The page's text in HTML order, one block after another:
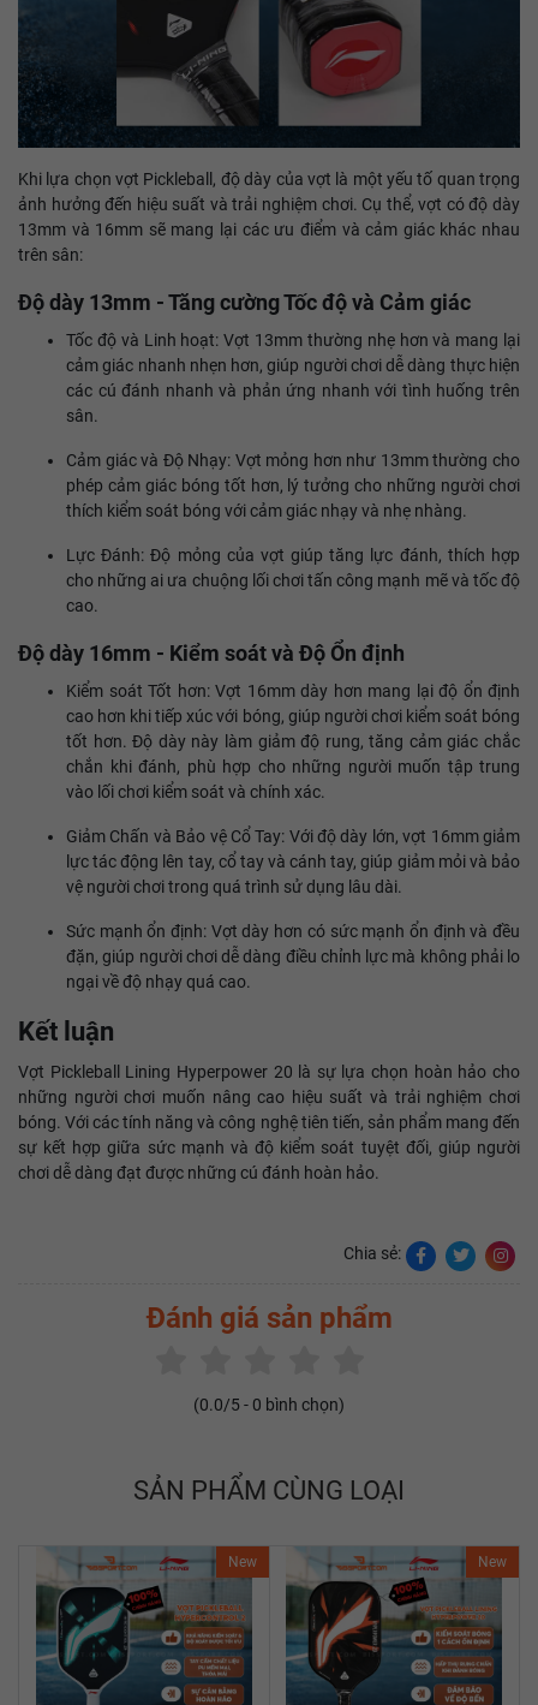
Khi lựa chọn vợt Pickleball, độ dày của vợt là một yếu tố quan trọng
ảnh hưởng đến hiệu suất và trải nghiệm chơi. Cụ thể, vợt có độ dày
13mm và 16mm sẽ mang lại các ưu điểm và cảm giác khác nhau
trên sân:
Độ dày 13mm - Tăng cường Tốc độ và Cảm giác
Tốc độ và Linh hoạt: Vợt 13mm thường nhẹ hơn và mang lại
cảm giác nhanh nhẹn hơn, giúp người chơi dễ dàng thực hiện
các cú đánh nhanh và phản ứng nhanh với tình huống trên
sân.
Cảm giác và Độ Nhạy: Vợt mỏng hơn như 13mm thường cho
phép cảm giác bóng tốt hơn, lý tưởng cho những người chơi
thích kiểm soát bóng với cảm giác nhạy và nhẹ nhàng.
Lực Đánh: Độ mỏng của vợt giúp tăng lực đánh, thích hợp
cho những ai ưa chuộng lối chơi tấn công mạnh mẽ và tốc độ
cao.
Độ dày 16mm - Kiểm soát và Độ Ổn định
Kiểm soát Tốt hơn: Vợt 16mm dày hơn mang lại độ ổn định
cao hơn khi tiếp xúc với bóng, giúp người chơi kiểm soát bóng
tốt hơn. Độ dày này làm giảm độ rung, tăng cảm giác chắc
chắn khi đánh, phù hợp cho những người muốn tập trung
vào lối chơi kiểm soát và chính xác.
Giảm Chấn và Bảo vệ Cổ Tay: Với độ dày lớn, vợt 16mm giảm
lực tác động lên tay, cổ tay và cánh tay, giúp giảm mỏi và bảo
vệ người chơi trong quá trình sử dụng lâu dài.
Sức mạnh ổn định: Vợt dày hơn có sức mạnh ổn định và đều
đặn, giúp người chơi dễ dàng điều chỉnh lực mà không phải lo
ngại về độ nhạy quá cao.
Kết luận
Vợt Pickleball Lining Hyperpower 20 là sự lựa chọn hoàn hảo cho
những người chơi muốn nâng cao hiệu suất và trải nghiệm chơi
bóng. Với các tính năng và công nghệ tiên tiến, sản phẩm mang đến
sự kết hợp giữa sức mạnh và độ kiểm soát tuyệt đối, giúp người
chơi dễ dàng đạt được những cú đánh hoàn hảo.
Chia sẻ:
Đánh giá sản phẩm
(0.0/5 - 0 bình chọn)
SẢN PHẨM CÙNG LOẠI
New New